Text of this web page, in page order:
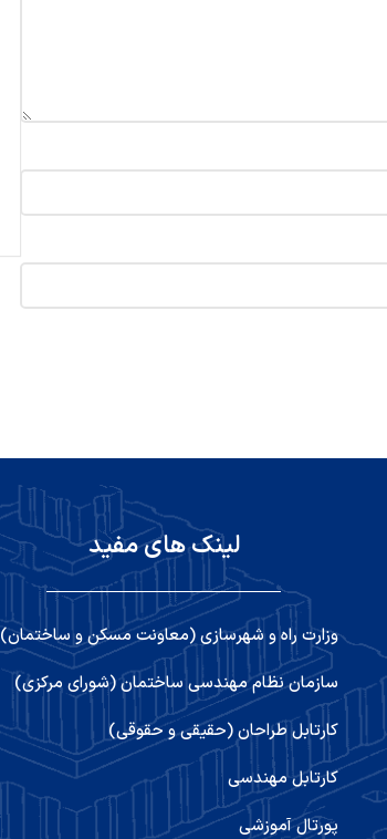
لینک های مفید
وزارت راه و شهرسازی (معاونت مسکن و ساختمان)
سازمان نظام مهندسی ساختمان (شورای مرکزی)
کارتابل طراحان (حقیقی و حقوقی)
کارتابل مهندسی
پورتال آموزشی